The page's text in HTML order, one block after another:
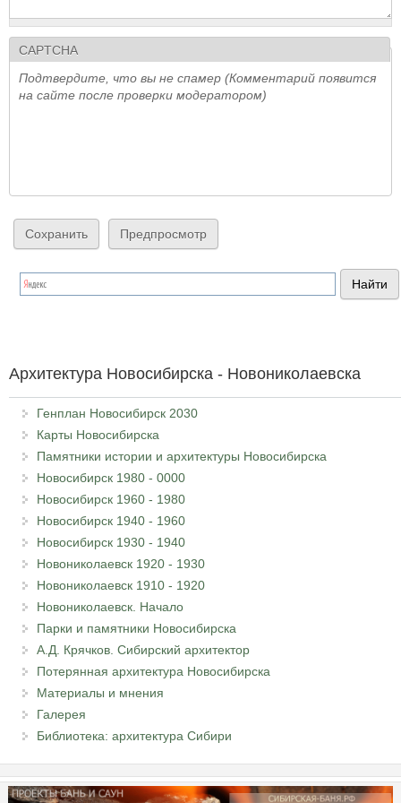
CAPTCHA
Подтвердите, что вы не спамер (Комментарий появится
на сайте после проверки модератором)
Архитектура Новосибирска - Новониколаевска
Генплан Новосибирск 2030
Карты Новосибирска
Памятники истории и архитектуры Новосибирска
Новосибирск 1980 - 0000
Новосибирск 1960 - 1980
Новосибирск 1940 - 1960
Новосибирск 1930 - 1940
Новониколаевск 1920 - 1930
Новониколаевск 1910 - 1920
Новониколаевск. Начало
Парки и памятники Новосибирска
А.Д. Крячков. Сибирский архитектор
Потерянная архитектура Новосибирска
Материалы и мнения
Галерея
Библиотека: архитектура Сибири